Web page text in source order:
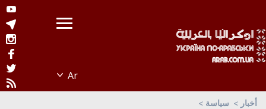
أخبار سياسة